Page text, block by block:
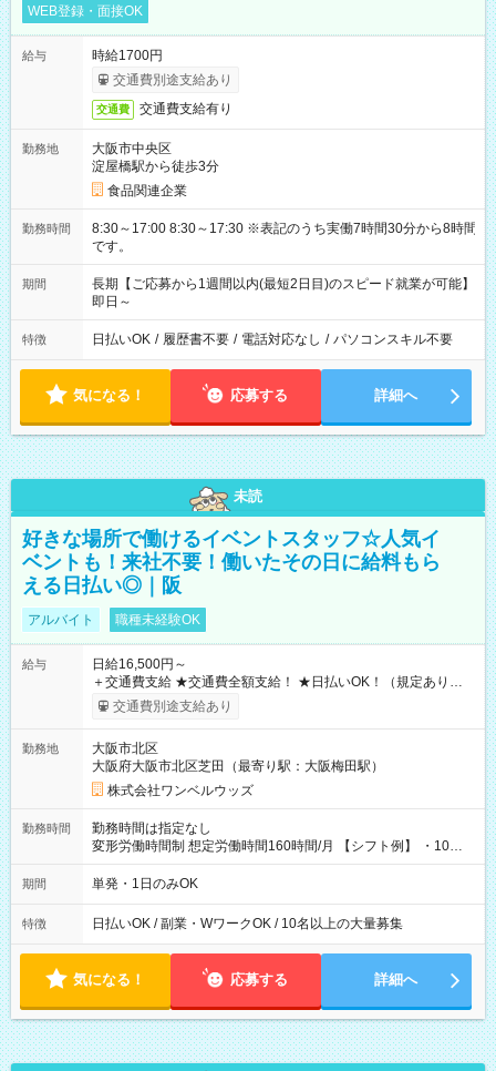
WEB登録・面接OK
給与
時給1700円
交通費別途支給あり
交通費 交通費支給有り
勤務地
大阪市中央区
淀屋橋駅から徒歩3分
食品関連企業
勤務時間
8:30～17:00 8:30～17:30 ※表記のうち実働7時間30分から8時間
です。
期間
長期【ご応募から1週間以内(最短2日目)のスピード就業が可能】
即日～
特徴 日払いOK / 履歴書不要 / 電話対応なし / パソコンスキル不要
気になる！ 応募する 詳細へ
未読
好きな場所で働けるイベントスタッフ☆人気イ
ベントも！来社不要！働いたその日に給料もら
える日払い◎｜阪
アルバイト 職種未経験OK
給与
日給16,500円～
＋交通費支給 ★交通費全額支給！ ★日払いOK！（規定あり） ┗
働いたその日に現金GET♪ お仕事後はコンビニATMから 日払
交通費別途支給あり
勤務地
大阪市北区
大阪府大阪市北区芝田（最寄り駅：大阪梅田駅）
株式会社ワンベルウッズ
勤務時間
勤務時間は指定なし
変形労働時間制 想定労働時間160時間/月 【シフト例】 ・10：
00～20：00
期間 単発・1日のみOK
特徴 日払いOK / 副業・WワークOK / 10名以上の大量募集
気になる！ 応募する 詳細へ